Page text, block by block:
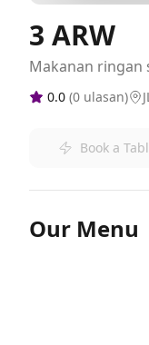
3 ARW
Makanan ringan
0.0 (0 ulasan)
Book a
Our Menu